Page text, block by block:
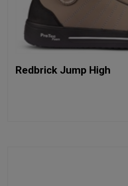
Redbrick Jump High